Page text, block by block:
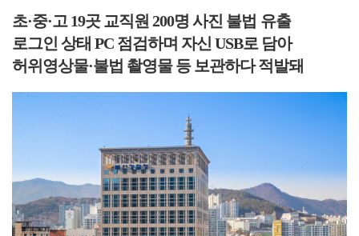
초·중·고 19곳 교직원 200명 사진 불법 유출
로그인 상태 PC 점검하며 자신 USB로 담아
허위영상물·불법 촬영물 등 보관하다 적발돼